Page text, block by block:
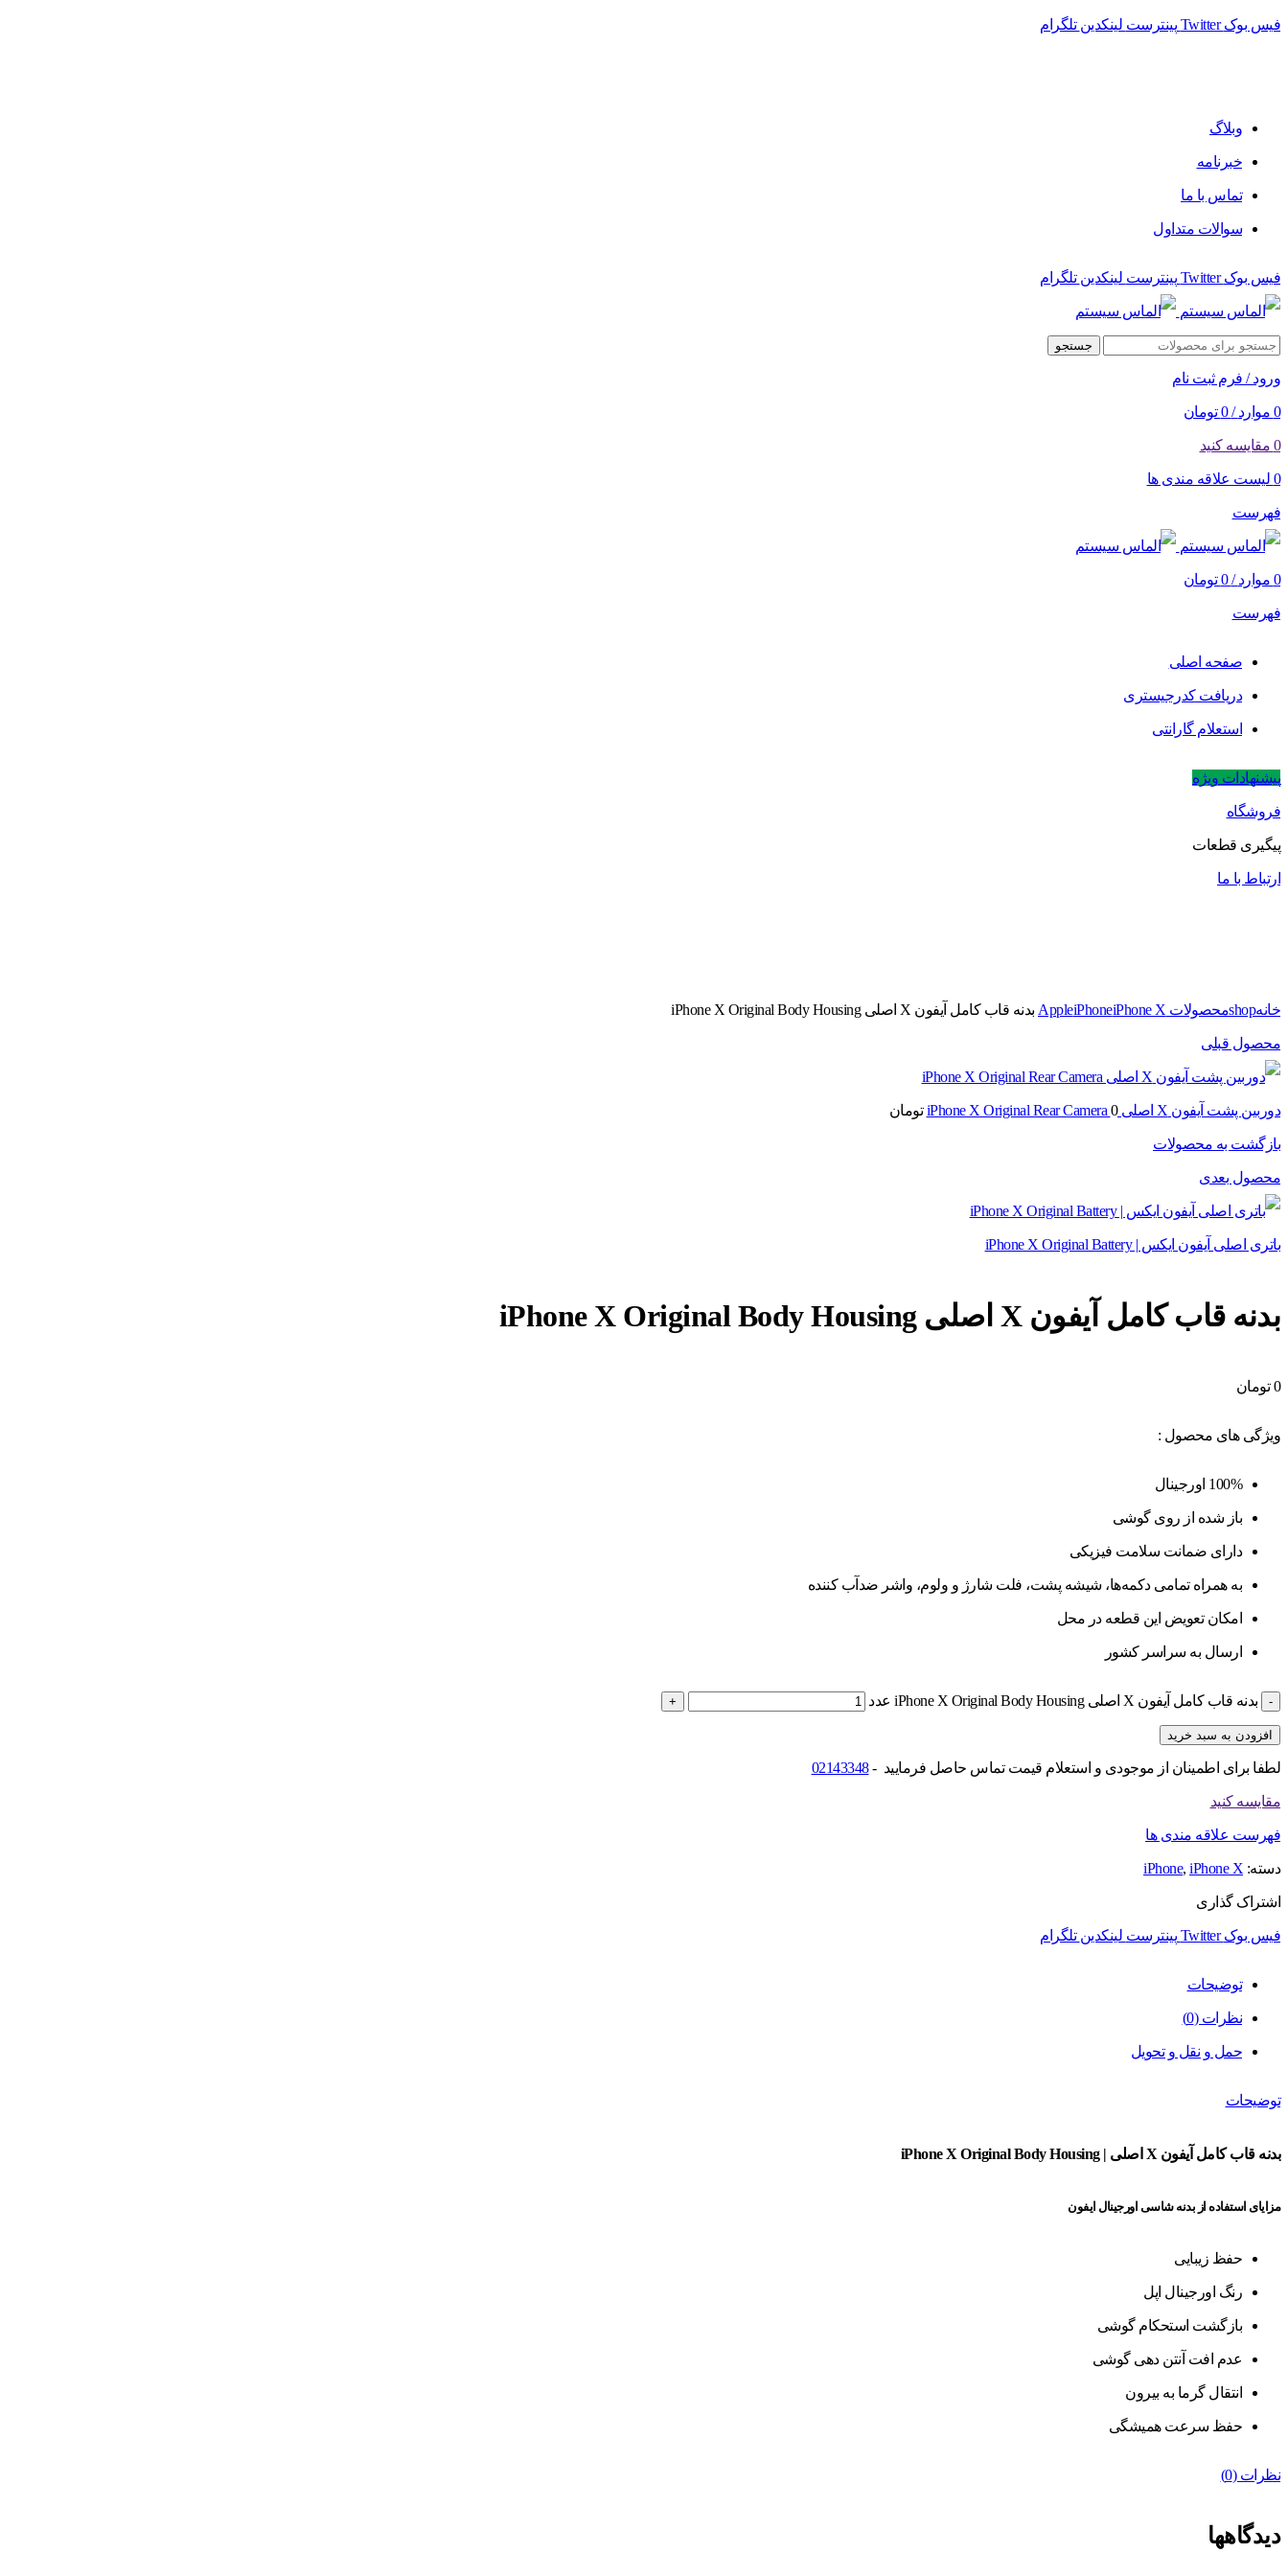
فیس بوک Twitter پینترست لینکدین تلگرام
وبلاگ
خبرنامه
تماس با ما
سوالات متداول
فیس بوک Twitter پینترست لینکدین تلگرام
جستجو
ورود / فرم ثبت نام
0 موارد /
0 تومان
0 مقایسه کنید
0 لیست علاقه مندی ها
فهرست
0 موارد /
0 تومان
فهرست
صفحه اصلی
دریافت کدرجیستری
استعلام گارانتی
پیشنهادات ویژه
فروشگاه
پیگیری قطعات
ارتباط با ما
خانهshopمحصولات Apple iPhoneiPhone X بدنه قاب کامل آیفون X اصلی iPhone X Original Body Housing
محصول قبلی
دوربین پشت آیفون X اصلی iPhone X Original Rear Camera 0 تومان
بازگشت به محصولات
محصول بعدی
باتری اصلی آیفون ایکس | iPhone X Original Battery
بدنه قاب کامل آیفون X اصلی iPhone X Original Body Housing
0 تومان
ویژگی های محصول :
100% اورجینال
باز شده از روی گوشی
دارای ضمانت سلامت فیزیکی
به همراه تمامی دکمه‌ها، شیشه پشت، فلت شارژ و ولوم، واشر ضدآب کننده
امکان تعویض این قطعه در محل
ارسال به سراسر کشور
بدنه قاب کامل آیفون X اصلی iPhone X Original Body Housing عدد
افزودن به سبد خرید
لطفا برای اطمینان از موجودی و استعلام قیمت تماس حاصل فرمایید -02143348
مقایسه کنید
فهرست علاقه مندی ها
دسته: iPhone, iPhone X
اشتراک گذاری
فیس بوک Twitter پینترست لینکدین تلگرام
توضیحات
نظرات (0)
حمل و نقل و تحویل
توضیحات
بدنه قاب کامل آیفون X اصلی | iPhone X Original Body Housing
مزایای استفاده از بدنه شاسی اورجینال ایفون
حفظ زیبایی
رنگ اورجینال اپل
بازگشت استحکام گوشی
عدم افت آنتن دهی گوشی
انتقال گرما به بیرون
حفظ سرعت همیشگی
نظرات (0)
دیدگاهها